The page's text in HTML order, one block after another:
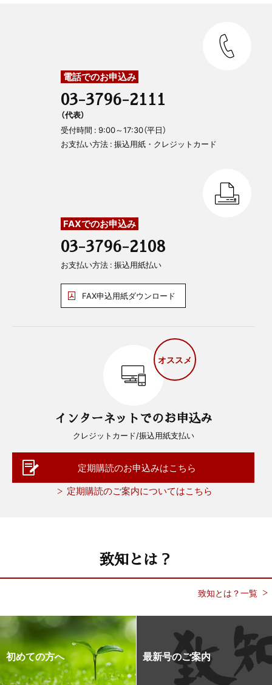
電話でのお申込み
03-3796-2111
（代表）
受付時間 : 9:00～17:30（平日）
お支払い方法 : 振込用紙・クレジットカード
FAXでのお申込み
03-3796-2108
お支払い方法 : 振込用紙払い
FAX申込用紙ダウンロード
オススメ
インターネットでのお申込み
クレジットカード/振込用紙支払い
定期購読のお申込みはこちら
定期購読のご案内についてはこちら
致知とは？
致知とは？一覧
初めての方へ 最新号のご案内